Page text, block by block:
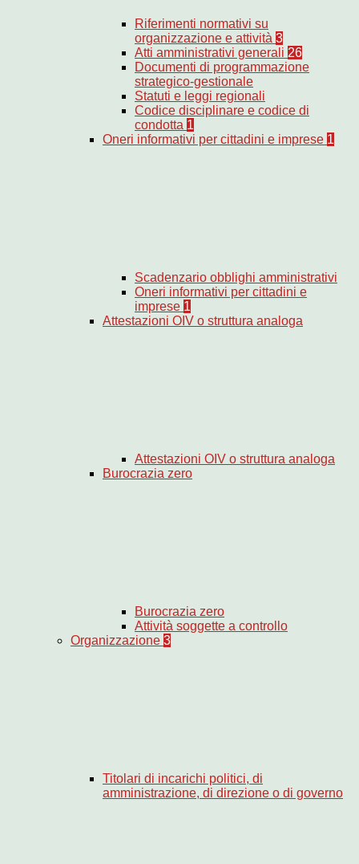
Riferimenti normativi su
organizzazione e attività 3
Atti amministrativi generali 26
Documenti di programmazione
strategico-gestionale
Statuti e leggi regionali
Codice disciplinare e codice di
condotta 1
Oneri informativi per cittadini e imprese 1
Scadenzario obblighi amministrativi
Oneri informativi per cittadini e
imprese 1
Attestazioni OIV o struttura analoga
Attestazioni OIV o struttura analoga
Burocrazia zero
Burocrazia zero
Attività soggette a controllo
Organizzazione 3
Titolari di incarichi politici, di
amministrazione, di direzione o di governo